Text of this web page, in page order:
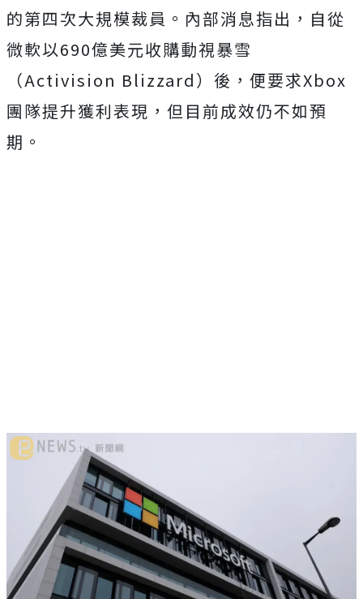
的第四次大規模裁員。內部消息指出，自從
微軟以690億美元收購動視暴雪
（Activision Blizzard）後，便要求Xbox
團隊提升獲利表現，但目前成效仍不如預
期。